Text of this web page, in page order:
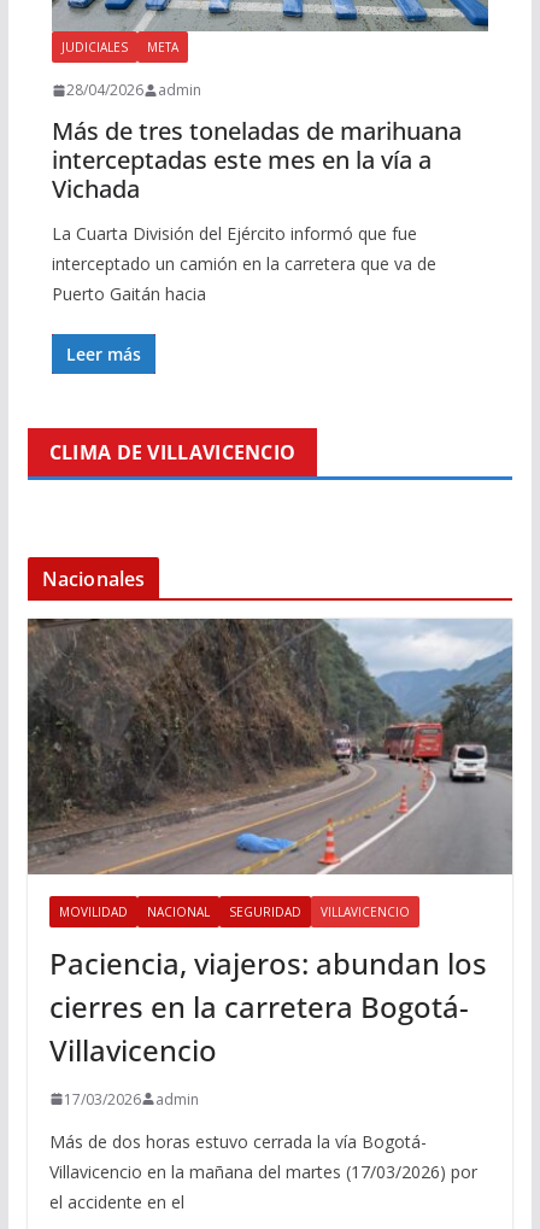
JUDICIALES META
28/04/2026 admin
Más de tres toneladas de marihuana
interceptadas este mes en la vía a
Vichada
La Cuarta División del Ejército informó que fue
interceptado un camión en la carretera que va de
Puerto Gaitán hacia
Leer más
CLIMA DE VILLAVICENCIO
Nacionales
MOVILIDAD NACIONAL SEGURIDAD VILLAVICENCIO
Paciencia, viajeros: abundan los
cierres en la carretera Bogotá-
Villavicencio
17/03/2026 admin
Más de dos horas estuvo cerrada la vía Bogotá-
Villavicencio en la mañana del martes (17/03/2026) por
el accidente en el